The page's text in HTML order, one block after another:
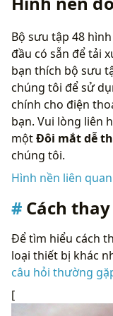
Bộ sưu tập 48
đầu có sẵn để tải
bạn thích bộ sưu
chúng tôi để sử
chính cho điện
bạn. Vui lòng liên
mộtĐôi mắt dễ
chúng tôi.
Hình nền liên quan
Cách
Để tìm hiểu cách
loại thiết bị khác
câu hỏi thường
[